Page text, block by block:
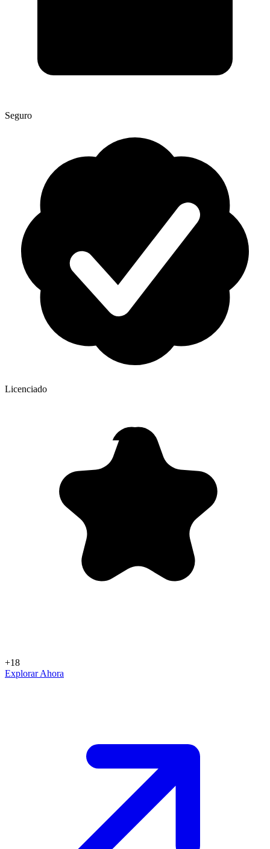
Seguro
Licenciado
+18
Explorar Ahora